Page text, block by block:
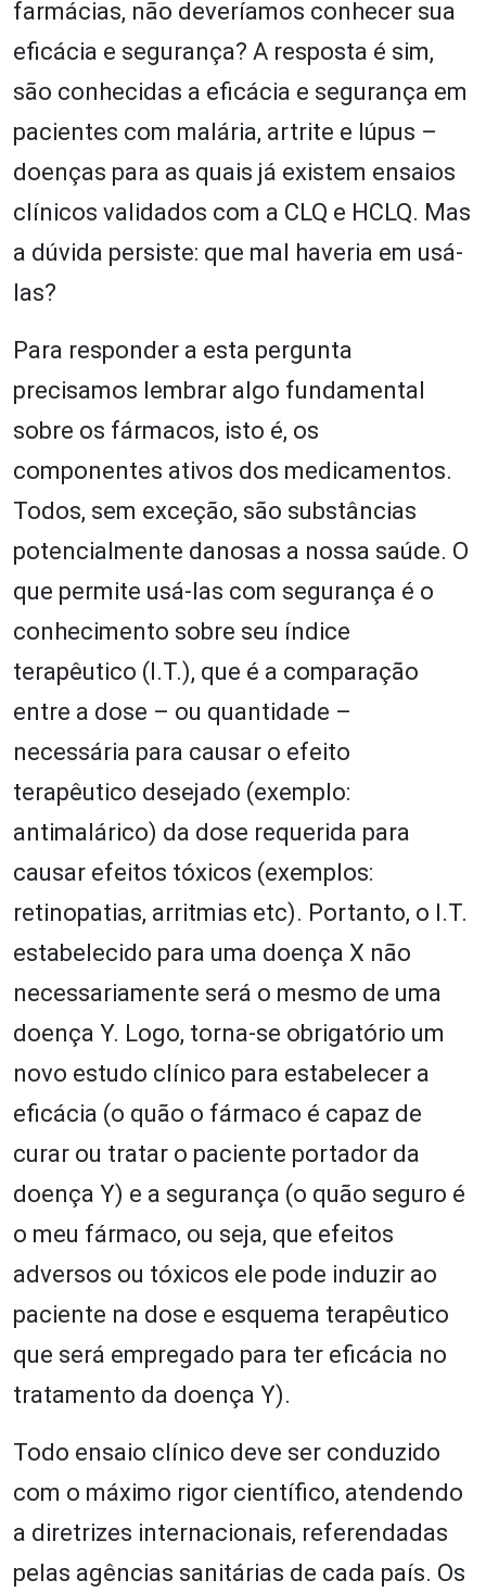
farmácias, não deveríamos conhecer sua
eficácia e segurança? A resposta é sim,
são conhecidas a eficácia e segurança em
pacientes com malária, artrite e lúpus –
doenças para as quais já existem ensaios
clínicos validados com a CLQ e HCLQ. Mas
a dúvida persiste: que mal haveria em usá-
las?
Para responder a esta pergunta
precisamos lembrar algo fundamental
sobre os fármacos, isto é, os
componentes ativos dos medicamentos.
Todos, sem exceção, são substâncias
potencialmente danosas a nossa saúde. O
que permite usá-las com segurança é o
conhecimento sobre seu índice
terapêutico (I.T.), que é a comparação
entre a dose – ou quantidade –
necessária para causar o efeito
terapêutico desejado (exemplo:
antimalárico) da dose requerida para
causar efeitos tóxicos (exemplos:
retinopatias, arritmias etc). Portanto, o I.T.
estabelecido para uma doença X não
necessariamente será o mesmo de uma
doença Y. Logo, torna-se obrigatório um
novo estudo clínico para estabelecer a
eficácia (o quão o fármaco é capaz de
curar ou tratar o paciente portador da
doença Y) e a segurança (o quão seguro é
o meu fármaco, ou seja, que efeitos
adversos ou tóxicos ele pode induzir ao
paciente na dose e esquema terapêutico
que será empregado para ter eficácia no
tratamento da doença Y).
Todo ensaio clínico deve ser conduzido
com o máximo rigor científico, atendendo
a diretrizes internacionais, referendadas
pelas agências sanitárias de cada país. Os